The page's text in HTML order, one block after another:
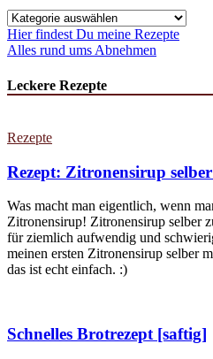
Kategorien
Hier findest Du meine Rezepte
Alles rund ums Abnehmen
Leckere Rezepte
Rezepte
Rezept: Zitronensirup
Was macht man eigentlich, wenn
Zitronensirup! Zitronensirup selber
für ziemlich aufwendig und
meinen ersten Zitronensirup selber
das ist echt einfach. :)
Schnelles Brotrezept [saftig]